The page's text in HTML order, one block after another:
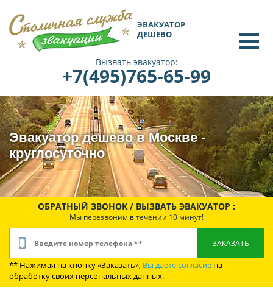
ЭВАКУАТОР
ДЕШЕВО
Вызвать эвакуатор:
+7(495)765-65-99
Эвакуатор дешево в Москве -
круглосуточно
ОБРАТНЫЙ ЗВОНОК / ВЫЗВАТЬ ЭВАКУАТОР :
Мы перезвоним в течении 10 минут!
** Нажимая на кнопку «Заказать», Вы даёте согласие на
обработку своих персональных данных.